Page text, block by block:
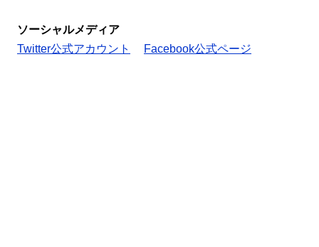
ソーシャルメディア
Twitter公式アカウント
Facebook公式ページ